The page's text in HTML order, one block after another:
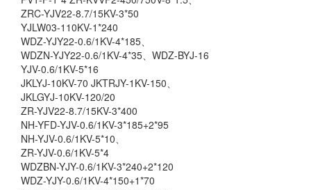
ZRC-YJV22-8.7/15KV-3*50
YJLW03-110KV-1*240
WDZ-YJY22-0.6/1KV-4*185、
WDZN-YJY22-0.6/1KV-4*35、WDZ-BYJ-16
YJV-0.6/1KV-5*16
JKLYJ-10KV-70 JKTRJY-1KV-150、
JKLGYJ-10KV-120/20
ZR-YJV22-8.7/15KV-3*400
NH-YFD-YJV-0.6/1KV-3*185+2*95
NH-YJV-0.6/1KV-5*10、
ZR-YJV-0.6/1KV-5*4
WDZBN-YJY-0.6/1KV-3*240+2*120
WDZ-YJY-0.6/1KV-4*150+1*70